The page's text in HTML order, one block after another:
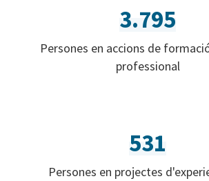
3.795
Persones en accions de
professional
531
Persones en projectes